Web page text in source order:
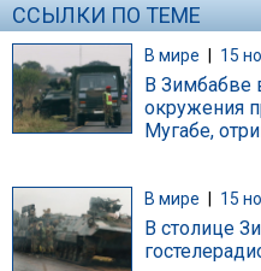
ССЫЛКИ ПО ТЕМЕ
В мире | 15
В Зимбабве
окружения
Мугабе,
В мире 15
В столице